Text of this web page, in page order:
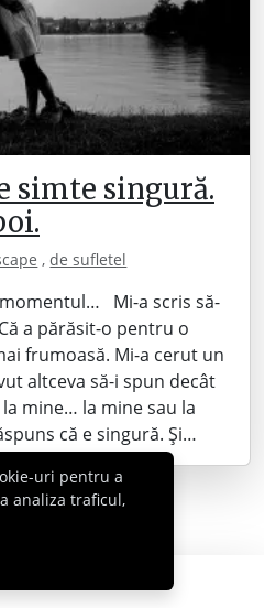
simte singură.
,de sufletel
momentul… Mi-a scris să-
a părăsit-o pentru o
frumoasă. Mi-a cerut un
altceva să-i spun decât
mine… la mine sau la
că e singură. Și…
- 2026 Cabral.ro
uri pentru a
analiza traficul,